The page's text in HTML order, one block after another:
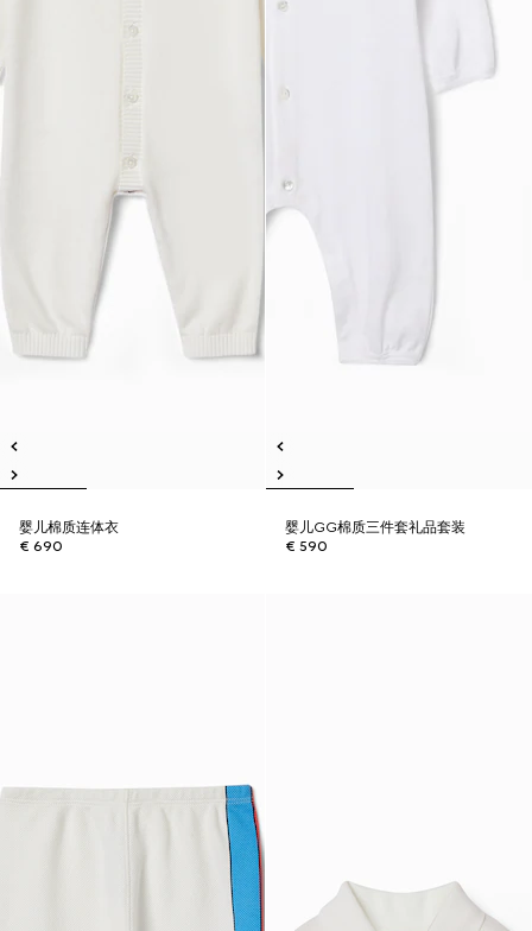
婴儿棉质连体衣
€ 690
婴儿GG棉质三件套礼品套装
€ 590